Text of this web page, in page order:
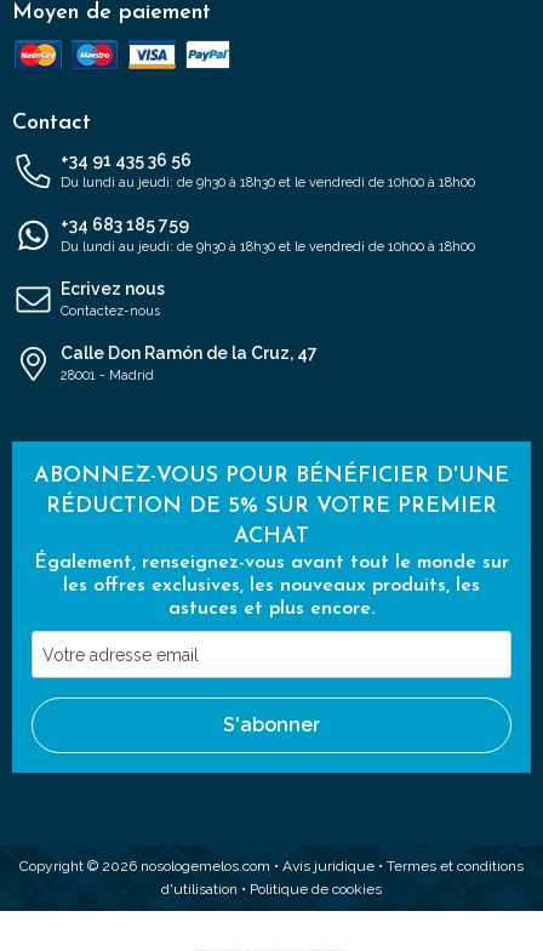
Moyen de paiement
Contact
+34 91 435 36 56
Du lundi au jeudi: de 9h30 à 18h30 et le vendredi de 10h00 à 18h00
+34 683 185 759
Du lundi au jeudi: de 9h30 à 18h30 et le vendredi de 10h00 à 18h00
Ecrivez nous
Contactez-nous
Calle Don Ramón de la Cruz, 47
28001 - Madrid
ABONNEZ-VOUS POUR BÉNÉFICIER D'UNE
RÉDUCTION DE 5% SUR VOTRE PREMIER
ACHAT
Également, renseignez-vous avant tout le monde sur
les offres exclusives, les nouveaux produits, les
astuces et plus encore.
Votre
adresse
email
S'abonner
Copyright © 2026 nosologemelos.com • Avis juridique • Termes et conditions
d'utilisation • Politique de cookies